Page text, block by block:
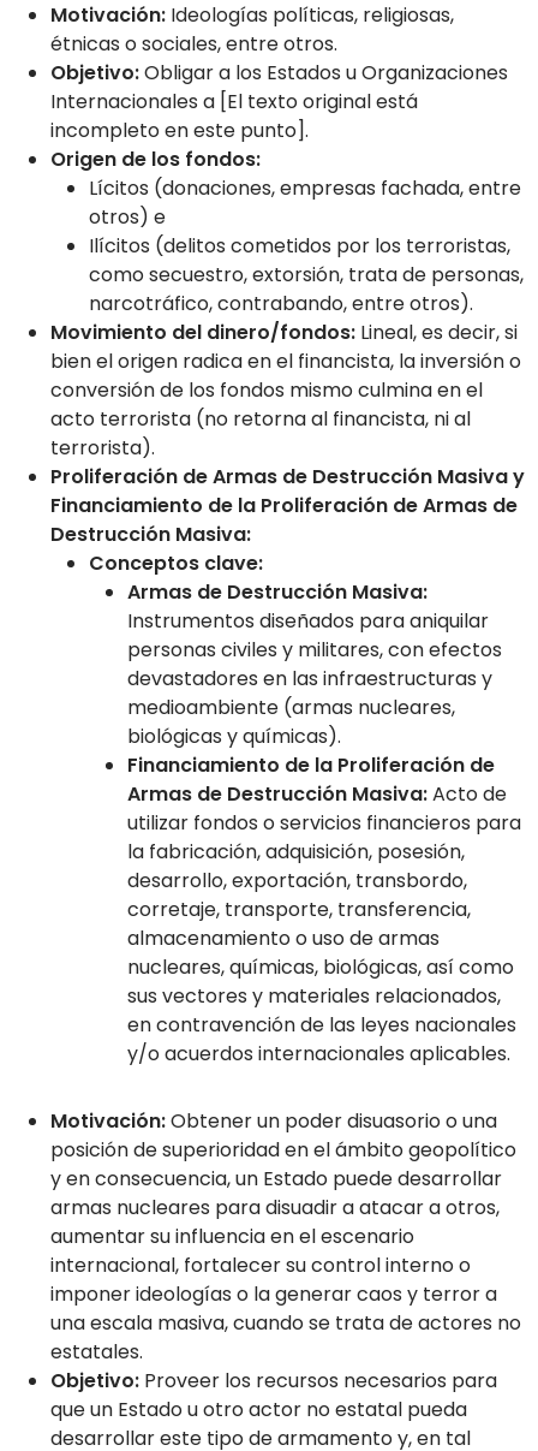
Motivación: Ideologías políticas, religiosas,
étnicas o sociales, entre otros.
Objetivo:Obligar a los Estados u Organizaciones
Internacionales a [El texto original está
incompleto en este punto].
Origen de los fondos:
Lícitos (donaciones, empresas fachada, entre
otros) e
Ilícitos (delitos cometidos por los terroristas,
como secuestro, extorsión, trata de personas,
narcotráfico, contrabando, entre otros).
Movimiento del dinero/fondos: Lineal, es decir, si
bien el origen radica en el financista, la inversión o
conversión de los fondos mismo culmina en el
acto terrorista (no retorna al financista, ni al
terrorista).
Proliferación de Armas de Destrucción Masiva y
Financiamiento de la Proliferación de Armas de
Destrucción Masiva:
Conceptos clave:
Armas de Destrucción Masiva:
Instrumentos diseñados para aniquilar
personas civiles y militares, con efectos
devastadores en las infraestructuras y
medioambiente (armas nucleares,
biológicas y químicas).
Financiamiento de la Proliferación de
Armas de Destrucción Masiva:Acto de
utilizar fondos o servicios financieros para
la fabricación, adquisición, posesión,
desarrollo, exportación, transbordo,
corretaje, transporte, transferencia,
almacenamiento o uso de armas
nucleares, químicas, biológicas, así como
sus vectores y materiales relacionados,
en contravención de las leyes nacionales
y/o acuerdos internacionales aplicables.
Motivación:Obtener un poder disuasorio o una
posición de superioridad en el ámbito geopolítico
y en consecuencia, un Estado puede desarrollar
armas nucleares para disuadir a atacar a otros,
aumentar su influencia en el escenario
internacional, fortalecer su control interno o
imponer ideologías o la generar caos y terror a
una escala masiva, cuando se trata de actores no
estatales.
Objetivo: Proveer los recursos necesarios para
que un Estado u otro actor no estatal pueda
desarrollar este tipo de armamento y, en tal